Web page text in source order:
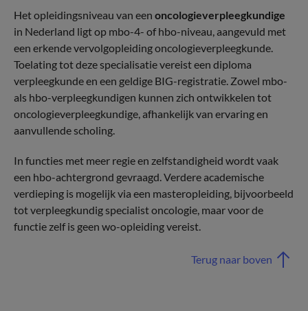
Het opleidingsniveau van een oncologieverpleegkundige
in Nederland ligt op mbo-4- of hbo-niveau, aangevuld met
een erkende vervolgopleiding oncologieverpleegkunde.
Toelating tot deze specialisatie vereist een diploma
verpleegkunde en een geldige BIG-registratie. Zowel mbo-
als hbo-verpleegkundigen kunnen zich ontwikkelen tot
oncologieverpleegkundige, afhankelijk van ervaring en
aanvullende scholing.
In functies met meer regie en zelfstandigheid wordt vaak
een hbo-achtergrond gevraagd. Verdere academische
verdieping is mogelijk via een masteropleiding, bijvoorbeeld
tot verpleegkundig specialist oncologie, maar voor de
functie zelf is geen wo-opleiding vereist.
Terug naar boven